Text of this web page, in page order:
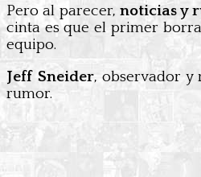
Pero al parecer, noticias y
cinta es que el primer
equipo.
Jeff Sneider, observador
rumor.